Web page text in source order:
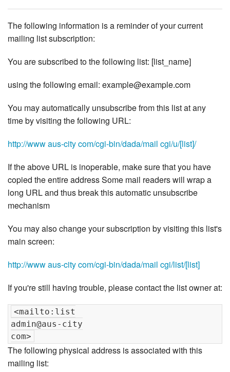
The following information is a reminder of your current
mailing list subscription:
You are subscribed to the following list: [list_name]
using the following email: example@example.com
You may automatically unsubscribe from this list at any
time by visiting the following URL:
http://www aus-city com/cgi-bin/dada/mail cgi/u/[list]/
If the above URL is inoperable, make sure that you have
copied the entire address Some mail readers will wrap a
long URL and thus break this automatic unsubscribe
mechanism
You may also change your subscription by visiting this list's
main screen:
http://www aus-city com/cgi-bin/dada/mail cgi/list/[list]
If you're still having trouble, please contact the list owner at:
<mailto:list
admin@aus-city
The following physical address is associated with this
mailing list: